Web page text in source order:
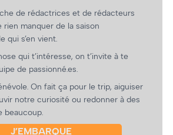
de rédactrices et de rédacteurs
rien manquer de la saison
qui s’en vient.
qui t’intéresse, on t’invite à te
de passionné.es.
On fait ça pour le trip, aiguiser
notre curiosité ou redonner à des
beaucoup.
J’EMBARQUE